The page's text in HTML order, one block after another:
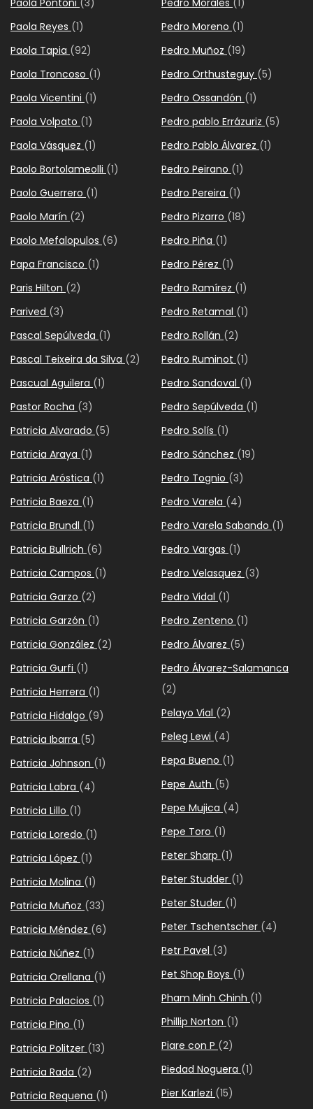
Paola Pontoni (3)
Paola Reyes (1)
Paola Tapia (92)
Paola Troncoso (1)
Paola Vicentini (1)
Paola Volpato (1)
Paola Vásquez (1)
Paolo Bortolameolli (1)
Paolo Guerrero (1)
Paolo Marín (2)
Paolo Mefalopulos (6)
Papa Francisco (1)
Paris Hilton (2)
Parived (3)
Pascal Sepúlveda (1)
Pascal Teixeira da Silva (2)
Pascual Aguilera (1)
Pastor Rocha (3)
Patricia Alvarado (5)
Patricia Araya (1)
Patricia Aróstica (1)
Patricia Baeza (1)
Patricia Brundl (1)
Patricia Bullrich (6)
Patricia Campos (1)
Patricia Garzo (2)
Patricia Garzón (1)
Patricia González (2)
Patricia Gurfi (1)
Patricia Herrera (1)
Patricia Hidalgo (9)
Patricia Ibarra (5)
Patricia Johnson (1)
Patricia Labra (4)
Patricia Lillo (1)
Patricia Loredo (1)
Patricia López (1)
Patricia Molina (1)
Patricia Muñoz (33)
Patricia Méndez (6)
Patricia Núñez (1)
Patricia Orellana (1)
Patricia Palacios (1)
Patricia Pino (1)
Patricia Politzer (13)
Patricia Rada (2)
Patricia Requena (1)
Pedro Morales (1)
Pedro Moreno (1)
Pedro Muñoz (19)
Pedro Orthusteguy (5)
Pedro Ossandón (1)
Pedro pablo Errázuriz (5)
Pedro Pablo Álvarez (1)
Pedro Peirano (1)
Pedro Pereira (1)
Pedro Pizarro (18)
Pedro Piña (1)
Pedro Pérez (1)
Pedro Ramírez (1)
Pedro Retamal (1)
Pedro Rollán (2)
Pedro Ruminot (1)
Pedro Sandoval (1)
Pedro Sepúlveda (1)
Pedro Solís (1)
Pedro Sánchez (19)
Pedro Tognio (3)
Pedro Varela (4)
Pedro Varela Sabando (1)
Pedro Vargas (1)
Pedro Velasquez (3)
Pedro Vidal (1)
Pedro Zenteno (1)
Pedro Álvarez (5)
Pedro Álvarez-Salamanca
(2)
Pelayo Vial (2)
Peleg Lewi (4)
Pepa Bueno (1)
Pepe Auth (5)
Pepe Mujica (4)
Pepe Toro (1)
Peter Sharp (1)
Peter Studder (1)
Peter Studer (1)
Peter Tschentscher (4)
Petr Pavel (3)
Pet Shop Boys (1)
Pham Minh Chinh (1)
Phillip Norton (1)
Piare con P (2)
Piedad Noguera (1)
Pier Karlezi (15)